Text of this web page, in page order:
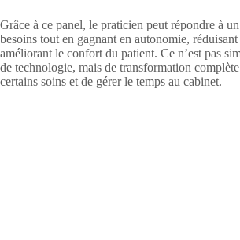
Grâce à ce panel, le praticien peut répondre à
besoins tout en gagnant en autonomie,
améliorant le confort du patient. Ce n’est pas
de technologie, mais de transformation
certains soins et de gérer le temps au cabinet.